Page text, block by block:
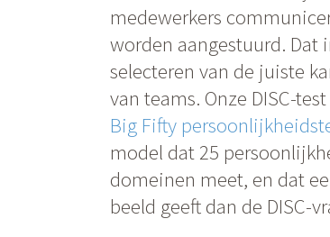
medewerkers
worden aangestuurd.
selecteren van de juiste
van teams. Onze DISC-
Big Fifty
model dat 25
domeinen meet, en dat
beeld geeft dan de DISC-